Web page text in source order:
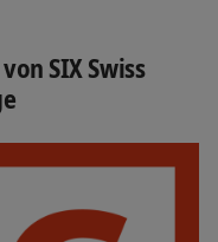
SIX Swiss